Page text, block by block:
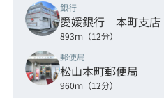
銀行
愛媛銀行 本町支店
893ｍ（12分）
郵便局
松山本町郵便局
960ｍ（12分）